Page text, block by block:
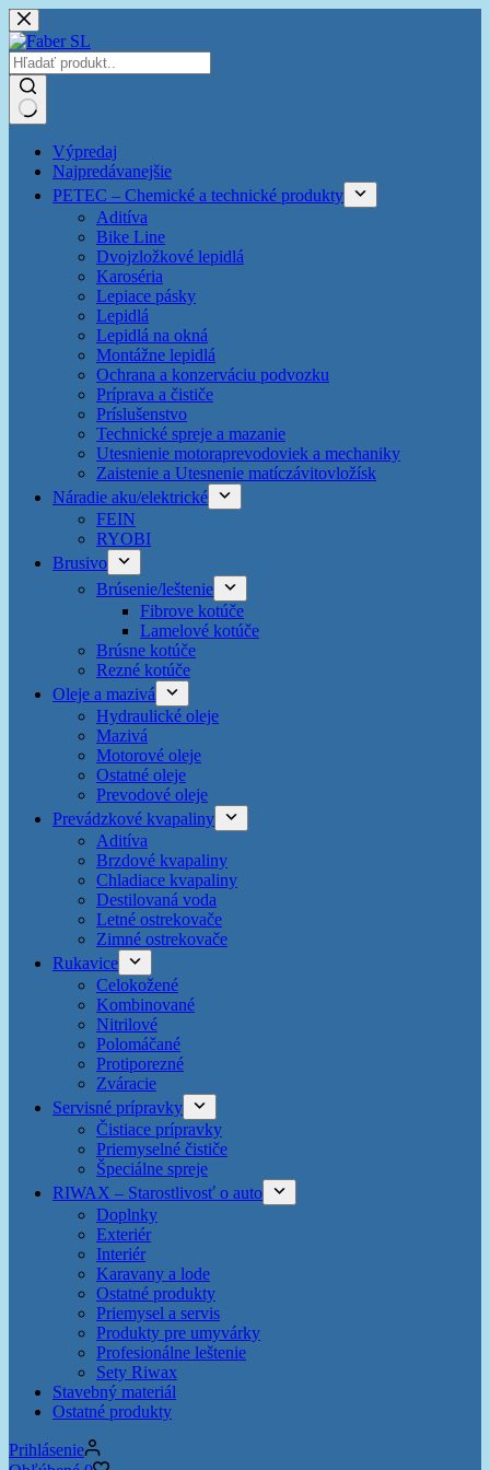
Skip
to
content
výsledkyVýpredaj
Najpredávanejšie
PETEC – Chemické a technické produkty
Aditíva
Bike Line
Dvojzložkové lepidlá
Karoséria
Lepiace pásky
Lepidlá
Lepidlá na okná
Montážne lepidlá
Ochrana a konzerváciu podvozku
Príprava a čističe
Príslušenstvo
Technické spreje a mazanie
Utesnienie motoraprevodoviek a mechaniky
Zaistenie a Utesnenie matíczávitovložísk
Náradie aku/elektrické
FEIN
RYOBI
Brusivo
Brúsenie/leštenie
Fibrove kotúče
Lamelové kotúče
Brúsne kotúče
Rezné kotúče
Oleje a mazivá
Hydraulické oleje
Mazivá
Motorové oleje
Ostatné oleje
Prevodové oleje
Prevádzkové kvapaliny
Aditíva
Brzdové kvapaliny
Chladiace kvapaliny
Destilovaná voda
Letné ostrekovače
Zimné ostrekovače
Rukavice
Celokožené
Kombinované
Nitrilové
Polomáčané
Protiporezné
Zváracie
Servisné prípravky
Čistiace prípravky
Priemyselné čističe
Špeciálne spreje
RIWAX – Starostlivosť o auto
Doplnky
Exteriér
Interiér
Karavany a lode
Ostatné produkty
Priemysel a servis
Produkty pre umyvárky
Profesionálne leštenie
Sety Riwax
Stavebný materiál
Ostatné produkty
Prihlásenie